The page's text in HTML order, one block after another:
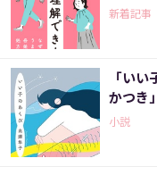
新着記事
「い
かつき
小説